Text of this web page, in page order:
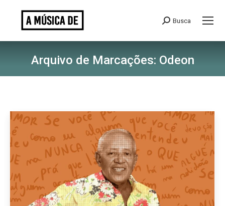
Search:
Busca
Arquivo de Marcações: Odeon